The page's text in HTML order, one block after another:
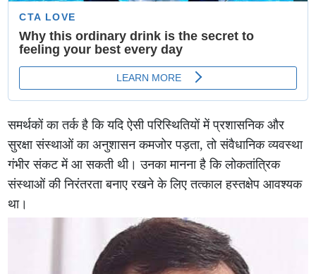
समर्थकों का तर्क है कि यदि ऐसी परिस्थितियों में प्रशासनिक और
सुरक्षा संस्थाओं का अनुशासन कमजोर पड़ता, तो संवैधानिक व्यवस्था
गंभीर संकट में आ सकती थी। उनका मानना है कि लोकतांत्रिक
संस्थाओं की निरंतरता बनाए रखने के लिए तत्काल हस्तक्षेप आवश्यक
था।